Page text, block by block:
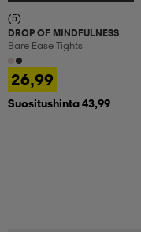
(5)
DROP OF MINDFULNESS
Bare Ease Tights
26,99
Suositushinta 43,99